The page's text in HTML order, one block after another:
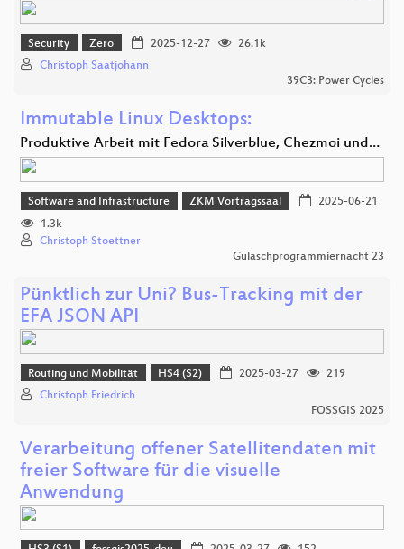
Security Zero 2025-12-27
26.1k
Christoph Saatjohann
39C3: Power Cycles
Immutable Linux Desktops:
Produktive Arbeit mit Fedora Silverblue, Chezmoi und…
Software and Infrastructure ZKM Vortragssaal
2025-06-21
1.3k
Christoph Stoettner
Gulaschprogrammiernacht 23
Pünktlich zur Uni? Bus-Tracking mit der
EFA JSON API
Routing und Mobilität HS4 (S2) 2025-03-27
219
Christoph Friedrich
FOSSGIS 2025
Verarbeitung offener Satellitendaten mit
freier Software für die visuelle
Anwendung